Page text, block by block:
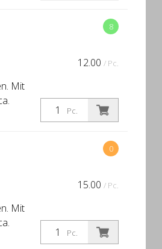
8
12.00 / Pc.
Pc.
Mit
0
15.00 / Pc.
Pc.
Mit